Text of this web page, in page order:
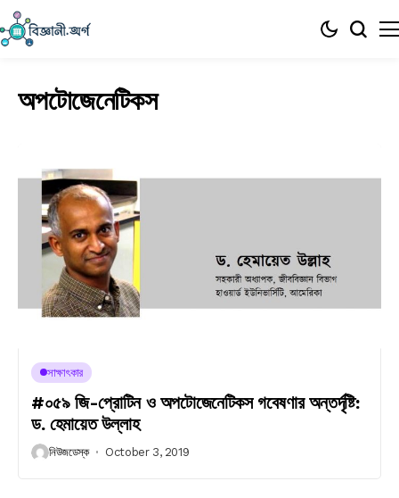
অপটোজেনেটিকস
সাক্ষাৎকার
#০৫৯ জি-প্রোটিন ও অপটোজেনেটিকস গবেষণার অন্তর্দৃষ্টি:
ড. হেমায়েত উল্লাহ
নিউজডেস্ক October 3, 2019